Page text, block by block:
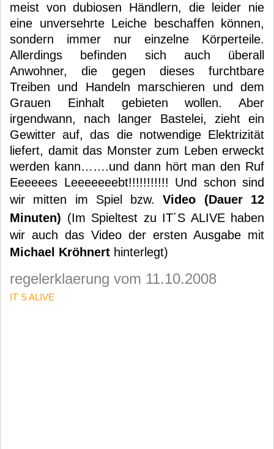
meist von dubiosen Händlern, die leider nie
eine unversehrte Leiche beschaffen können,
sondern immer nur einzelne Körperteile.
Allerdings befinden sich auch überall
Anwohner, die gegen dieses furchtbare
Treiben und Handeln marschieren und dem
Grauen Einhalt gebieten wollen. Aber
irgendwann, nach langer Bastelei, zieht ein
Gewitter auf, das die notwendige Elektrizität
liefert, damit das Monster zum Leben erweckt
werden kann…….und dann hört man den Ruf
Eeeeees Leeeeeeebt!!!!!!!!!!! Und schon sind
wir mitten im Spiel bzw.Video (Dauer 12
Minuten) (Im Spieltest zu IT´S ALIVE haben
wir auch das Video der ersten Ausgabe mit
Michael Kröhnert hinterlegt)
regelerklaerung vom 11.10.2008
IT´S ALIVE